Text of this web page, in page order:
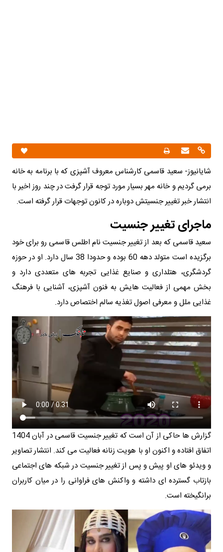
شایانیوز- سعید قاسمی کارشناس معروف آشپزی که با برنامه به خانه
برمی گردیم و خانه مهر بسیار مورد توجه قرار گرفت در چند روز اخیر با
انتشار خبر تغییر جنسیتش دوباره در کانون توجهات قرار گرفته است.
ماجرای تغییر جنسیت
سعید قاسمی که بعد از تغییر جنسیت نام اطلس قاسمی رو برای خود
برگزیده است متولد دهه 60 بوده و حدودا 38 سال دارد. او در حوزه
گردشگری، هتلداری و صنایع غذایی تجربه های متعددی دارد و
بخش مهمی از فعالیت هایش به فنون آشپزی، آشنایی با فرهنگ
غذایی ملل و معرفی اصول تغذیه سالم اختصاص دارد.
گزارش ها حاکی از آن است که تغییر جنسیت قاسمی در آبان 1404
اتفاق افتاده و اکنون او با هویت زنانه فعالیت می کند. انتشار تصاویر
و ویدئو های او پیش و پس از تغییر جنسیت در شبکه های اجتماعی
بازتاب گسترده ای داشته و واکنش های فراوانی را در میان کاربران
برانگیخته است.